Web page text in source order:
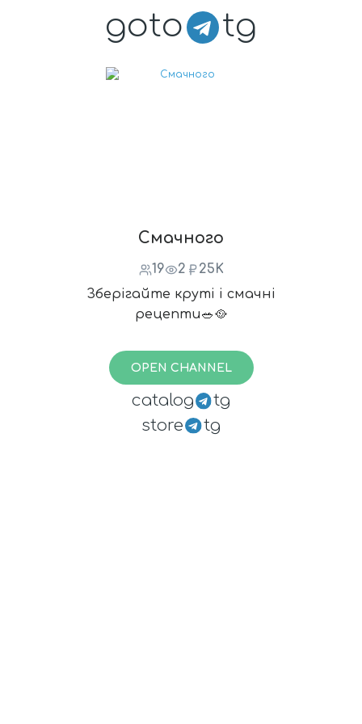
goto tg
Смачного
19 2
25K
Зберігайте круті і смачні
рецепти🥗🥘
OPEN CHANNEL
catalog
tg
store
tg